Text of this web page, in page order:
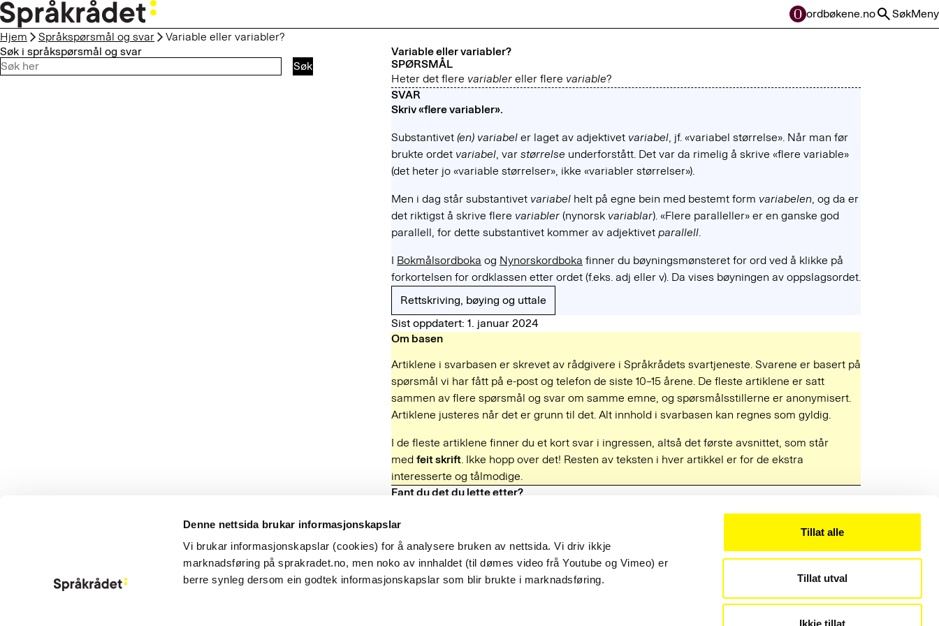
Denne nettsida brukar informasjonskapslar
Vi brukar informasjonskapslar (cookies) for å analysere bruken av nettsida. Vi driv ikkje
marknadsføring på sprakradet.no, men noko av innhaldet (til dømes video frå Youtube og Vimeo) er
berre synleg dersom ein godtek informasjonskapslar som blir brukte i marknadsføring.
Tillat alle
Tillat utval
Ikkje tillat
HOPP
TIL
HOVEDINNHOLD
ordbøkene.no SøkMeny
Hjem
Språkspørsmål og svar
Variable eller variabler?
Søk i språkspørsmål og svar
Søk
Variable eller variabler?
SPØRSMÅL
Heter det flere variabler eller flere variable?
SVAR
Skriv «flere variabler».
Substantivet (en) variabel er laget av adjektivet variabel, jf. «variabel størrelse». Når man før
brukte ordet variabel, var størrelse underforstått. Det var da rimelig å skrive «flere variable»
(det heter jo «variable størrelser», ikke «variabler størrelser»).
Men i dag står substantivet variabel helt på egne bein med bestemt form variabelen, og da er
det riktigst å skrive flere variabler (nynorsk variablar). «Flere paralleller» er en ganske god
parallell, for dette substantivet kommer av adjektivet parallell.
I Bokmålsordboka og Nynorskordboka finner du bøyningsmønsteret for ord ved å klikke på
forkortelsen for ordklassen etter ordet (f.eks. adj eller v). Da vises bøyningen av oppslagsordet.
Rettskriving, bøying og uttale
Sist oppdatert: 1. januar 2024
Om basen
Artiklene i svarbasen er skrevet av rådgivere i Språkrådets svartjeneste. Svarene er basert på
spørsmål vi har fått på e-post og telefon de siste 10–15 årene. De fleste artiklene er satt
sammen av flere spørsmål og svar om samme emne, og spørsmålsstillerne er anonymisert.
Artiklene justeres når det er grunn til det. Alt innhold i svarbasen kan regnes som gyldig.
I de fleste artiklene finner du et kort svar i ingressen, altså det første avsnittet, som står
med feit skrift. Ikke hopp over det! Resten av teksten i hver artikkel er for de ekstra
interesserte og tålmodige.
Fant du det du lette etter?
Aktuelt
Om Språkrådet
Kontakt
Besøksadresse
Observatoriegata 1 B
22 54 19 50